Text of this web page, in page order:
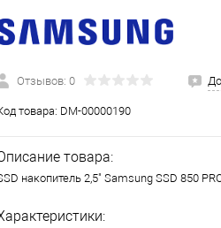
Отзывов: 0
товара: DM-00000190
товара:
накопитель 2,5" Samsung SSD 850